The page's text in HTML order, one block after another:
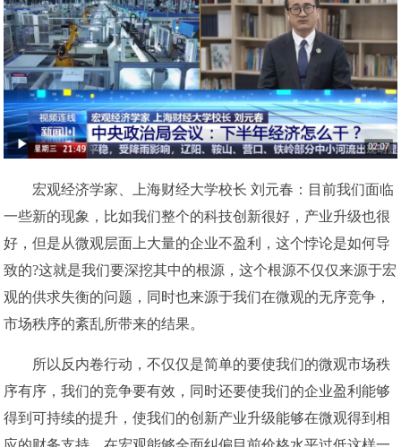
宏观经济学家、上海财经大学校长 刘元春：目前我们面临
一些新的现象，比如我们整个的科技创新很好，产业升级也很
好，但是从微观层面上大量的企业不盈利，这个悖论是如何导
致的?这就是我们要深挖其中的根源，这个根源不仅仅来源于宏
观的供求失衡的问题，同时也来源于我们在微观的无序竞争，
市场秩序的紊乱所带来的结果。
所以反内卷行动，不仅仅是简单的要使我们的微观市场秩
序有序，我们的竞争要有效，同时还要使我们的企业盈利能够
得到可持续的提升，使我们的创新产业升级能够在微观得到相